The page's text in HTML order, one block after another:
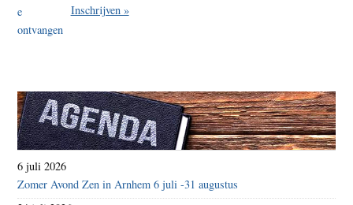
Inschrijven »
6 juli 2026
Zomer Avond Zen in Arnhem 6 juli -31 augustus